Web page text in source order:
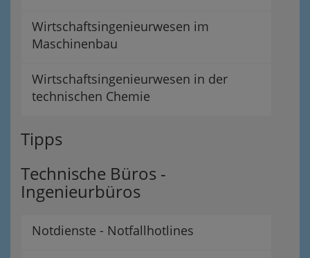
Wirtschaftsingenieurwesen im
Maschinenbau
Wirtschaftsingenieurwesen in der
technischen Chemie
Tipps
Technische Büros -
Ingenieurbüros
Notdienste - Notfallhotlines